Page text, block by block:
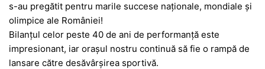
s-au pregătit pentru marile succese naționale, mondiale și
olimpice ale României!
Bilanțul celor peste 40 de ani de performanță este
impresionant, iar orașul nostru continuă să fie o rampă de
lansare către desăvârșirea sportivă.